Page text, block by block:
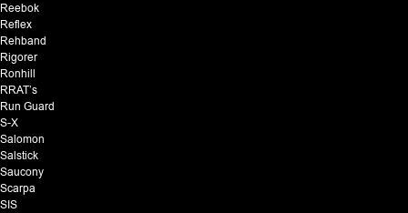
Reebok
Reflex
Rehband
Rigorer
Ronhill
RRAT’s
Run Guard
S-X
Salomon
Salstick
Saucony
Scarpa
SIS